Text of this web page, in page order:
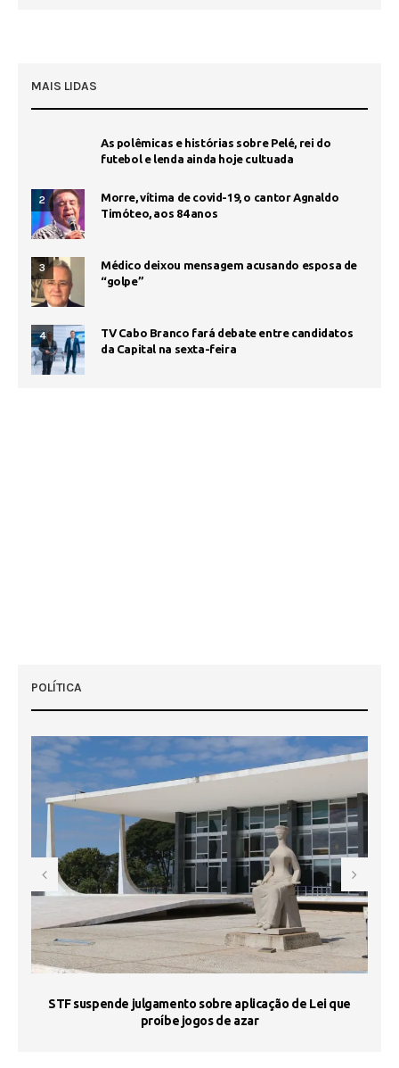
MAIS LIDAS
As polêmicas e histórias sobre Pelé, rei do
futebol e lenda ainda hoje cultuada
2
Morre, vítima de covid-19, o cantor Agnaldo
Timóteo, aos 84 anos
3
Médico deixou mensagem acusando esposa de
“golpe”
4
TV Cabo Branco fará debate entre candidatos
da Capital na sexta-feira
POLÍTICA
STF suspende julgamento sobre aplicação de Lei que
proíbe jogos de azar